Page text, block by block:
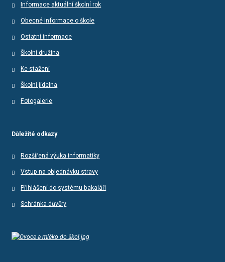
Informace aktuální školní rok
Obecné informace o škole
Ostatní informace
Školní družina
Ke stažení
Školní jídelna
Fotogalerie
Důležité odkazy
Rozšířená výuka informatiky
Vstup na objednávku stravy
Přihlášení do systému bakaláři
Schránka důvěry